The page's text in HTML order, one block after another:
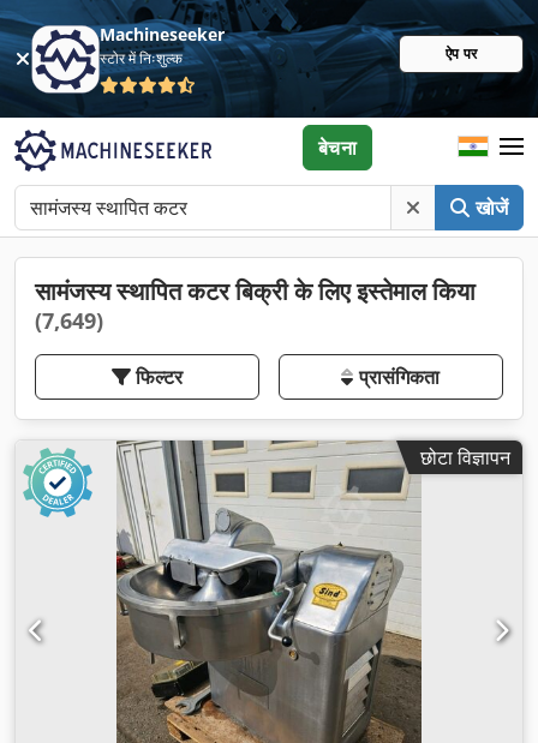
Machineseeker
स्टोर में निःशुल्क ऐप पर
खोजें
बेचना
सामंजस्य स्थापित कटर बिक्री के लिए इस्तेमाल किया
(7,649)
फिल्टर प्रासंगिकता
छोटा विज्ञापन